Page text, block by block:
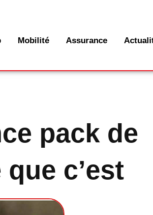
Mobilité Assurance
pack de
c’est